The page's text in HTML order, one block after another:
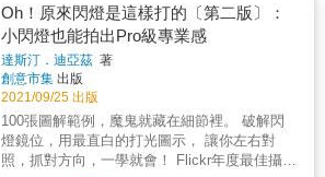
來非常可愛的瞬間。 ★拍出網美照的四堂課 ｜
拍攝動作的基礎知識｜ 想要拍出可愛的動態照
片，必須要了解的基本知識，為你解析動作的
原形： 步行（奔跑）、轉動（旋轉）、蹲下、
跳躍， 以及攝影師的動態或靜態拍攝方式， 和
不可不學的ISO感光度與對焦， 透過不同模式
切換拍攝方法， 就能逐漸掌握節奏。 ｜讓模特
兒的動作看起來可愛｜ 就算是模特也有不知道
遇過想要將心儀的新皮夾、公仔、模型、手
機、包包、咖啡杯、飲料、甜點、蛋糕、限定
款球鞋等各式各樣的「寶貝」拍得漂漂亮亮地
來跟大家分享的時候，結果無論是用手機還是
特地去弄了台還算專業的相機來拍，怎麼跟心
中所想像的美照相去甚遠，甚至把產品給拍得
扭曲變形與暗沉不已&hellip;&hellip; 本書由活
躍於世界各地的商品攝影名家「南雲曉彥」親
自拍攝與撰稿，以「圖解」的形式，把各種曾
Oh！原來閃燈是這樣打的〔第二版〕：
小閃燈也能拍出Pro級專業感
達斯汀．迪亞茲 著
創意市集 出版
2021/09/25 出版
100張圖解範例，魔鬼就藏在細節裡。 破解閃
燈鏡位，用最直白的打光圖示， 讓你左右對
照，抓對方向，一學就會！ Flickr年度最佳攝影